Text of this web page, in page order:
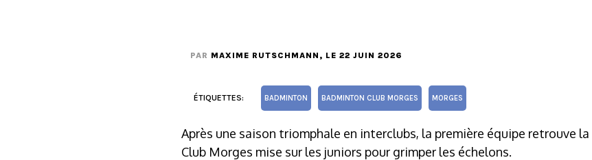
PAR MAXIME RUTSCHMANN , LE 22 JUIN 2026
ÉTIQUETTES: BADMINTON BADMINTON CLUB MORGES MORGES
Après une saison triomphale en interclubs, la première équipe retrouve
Club Morges mise sur les juniors pour grimper les échelons.